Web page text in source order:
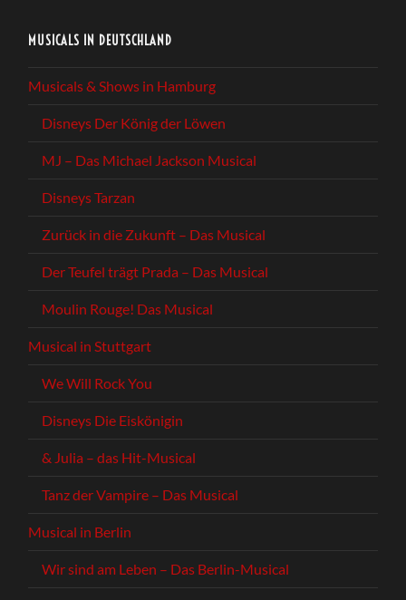
MUSICALS IN DEUTSCHLAND
Musicals & Shows in Hamburg
Disneys Der König der Löwen
MJ – Das Michael Jackson Musical
Disneys Tarzan
Zurück in die Zukunft – Das Musical
Der Teufel trägt Prada – Das Musical
Moulin Rouge! Das Musical
Musical in Stuttgart
We Will Rock You
Disneys Die Eiskönigin
& Julia – das Hit-Musical
Tanz der Vampire – Das Musical
Musical in Berlin
Wir sind am Leben – Das Berlin-Musical